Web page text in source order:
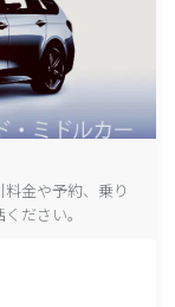
金や予約、乗り
ださい。